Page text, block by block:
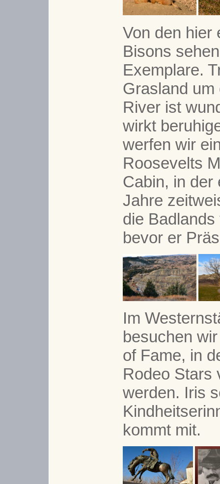
Von den hier
Bisons
Exemplare.
Grasland
River ist
wirkt
werfen wir
Roosevelts
Cabin, in der
Jahre
die
bevor er
Im
besuchen
of Fame, in
Rodeo Stars
werden. Iris
kommt mit.